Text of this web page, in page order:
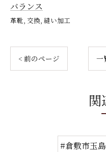
バランス
革靴 交換 縫い加工
< 前のページ 一
関
#倉敷市玉島